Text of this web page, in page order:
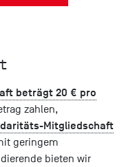
beträgt 20 € pro
zahlen,
Mitgliedschaft
geringem
bieten wir